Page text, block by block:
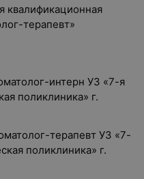
квалификационная
терапевт»
интерн УЗ «7-я
поликлиника» г.
терапевт УЗ «7-
поликлиника» г.